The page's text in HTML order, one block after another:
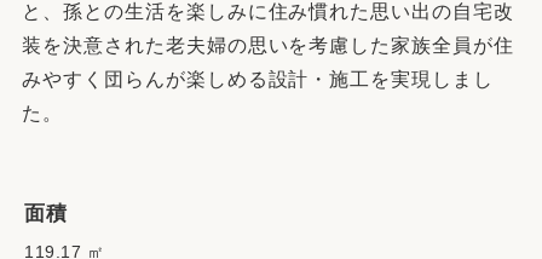
と、孫との生活を楽しみに住み慣れた思い出の自宅改
装を決意された老夫婦の思いを考慮した家族全員が住
みやすく団らんが楽しめる設計・施工を実現しまし
た。
面積
119.17 ㎡